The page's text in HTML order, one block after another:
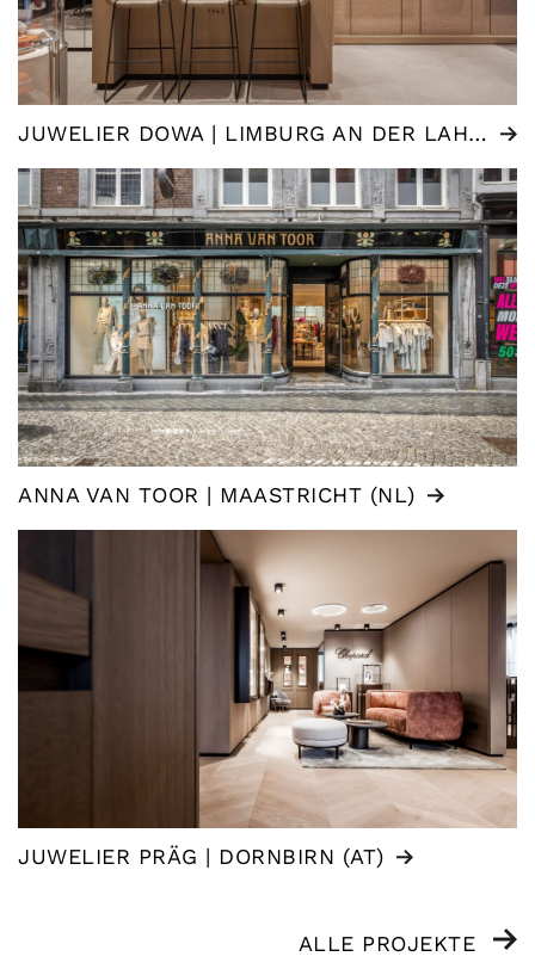
JUWELIER DOWA | LIMBURG AN DER LAHN (DE)
ANNA VAN TOOR | MAASTRICHT (NL)
JUWELIER PRÄG | DORNBIRN (AT)
ALLE PROJEKTE